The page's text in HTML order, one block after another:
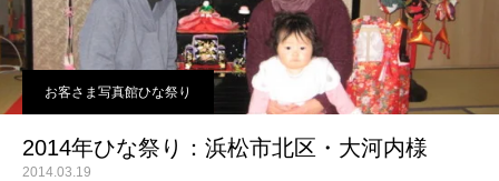
お客さま写真館ひな祭り
2014年ひな祭り：浜松市北区・大河内様
2014.03.19